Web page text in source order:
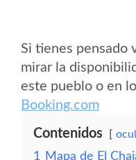
Si tienes pensado
mirar la
este pueblo o en
Booking.com
Contenidos
1
Mapa de El